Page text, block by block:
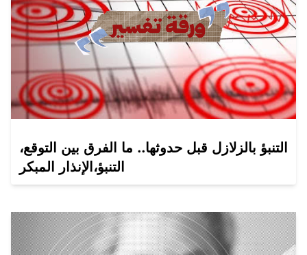
التنبؤ بالزلازل قبل حدوثها.. ما الفرق بين التوقع،
التنبؤ،الإنذار المبكر